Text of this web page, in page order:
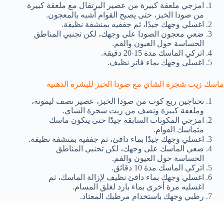
امزجي ملعقة كبيرة من عصير البرتقال مع ملعقة كبيرة
من صودا الخبز، حتى يصبح القوام أشبه بالمعجون.
اغسلي وجهك جيدًا، ثم جففيه بمنشفة نظيفة.
ضعي معجون الصودا على وجهك، لكن تجنبي المناطق
الحساسة حول العيون والفم.
اتركي الماسك مدة 15-20 دقيقة.
اغسلي وجهك بماء فاتر نظيف.
ماسك زيت شجرة الشاي مع صودا الخبز للبشرة الدهنية
تحتاجين ربع كوب من صودا الخبز، عصير نصف ليمونة،
وملعقة كبيرة ونصف من زيت شجرة الشاي.
امزجي المكونات السابقة جيدًا حتى يتكون ماسك
متماسك القوام.
اغسلي وجهك جيدًا بماء دافئ، ثم جففيه بمنشفة نظيفة.
ضعي الماسك على وجهك، لكن تجنبي المناطق
الحساسة حول العيون والفم.
اتركي الماسك مدة 10 دقائق.
اغسلي وجهك بماء دافئ نظيف لإزالة الماسك، ثم
اغسليه مرة أخرى بماء بارد لغلق المسام.
رطبي وجهك باستخدام مرطبك المعتاد.